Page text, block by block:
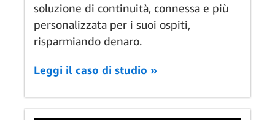
soluzione di continuità, connessa e più
personalizzata per i suoi ospiti,
risparmiando denaro.
Leggi il caso di studio »